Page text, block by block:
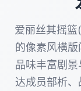
爱丽丝其摇
的像素风横版
品味丰富剧景
达成员部析